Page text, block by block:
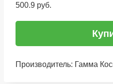
500.9 руб.
Производитель: Гамма